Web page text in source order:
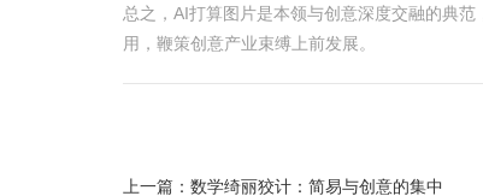
总之，AI打算图片是本领与创意深度交融的典
用，鞭策创意产业束缚上前发展。
上一篇： 数学绮丽狡计：简易与创意的集中